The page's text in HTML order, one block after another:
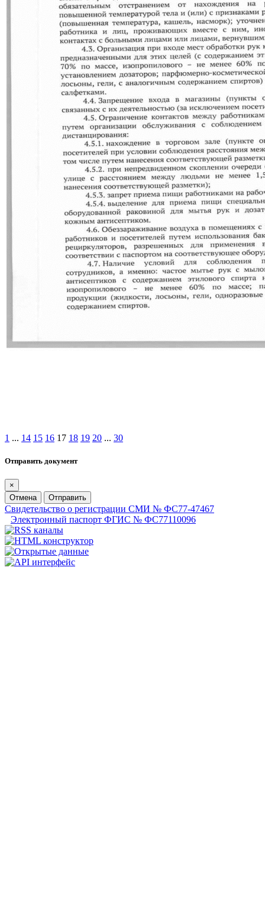
1 ... 14 15 16 17 18 19 20 ... 30
Отправить документ
×
Отмена
Отправить
Свидетельство о регистрации СМИ № ФС77-47467
Электронный паспорт ФГИС № ФС77110096